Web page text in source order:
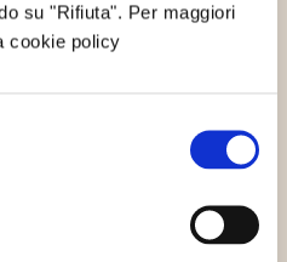
su "Rifiuta". Per maggiori
cookie policy
potrebbero